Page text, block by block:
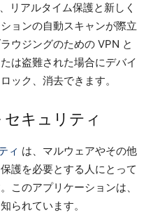
リアルタイム保護と新しく
ョンの自動スキャンが際立
ウジングのための VPN と
は盗難された場合にデバイ
ック、消去できます。
キュリティ
ィ は、マルウェアやその他
護を必要とする人にとって
このアプリケーションは、
られています。